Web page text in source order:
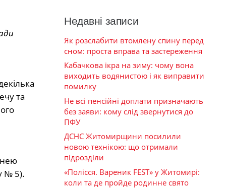
та
нею
№ 5).
Недавні записи
Як розслабити втомлену спину перед
сном: проста вправа та застереження
Кабачкова ікра на зиму: чому вона
виходить водянистою і як виправити
помилку
Не всі пенсійні доплати призначають
без заяви: кому слід звернутися до
ПФУ
ДСНС Житомирщини посилили
новою технікою: що отримали
підрозділи
«Полісся. Вареник FEST» у Житомирі:
коли та де пройде родинне свято